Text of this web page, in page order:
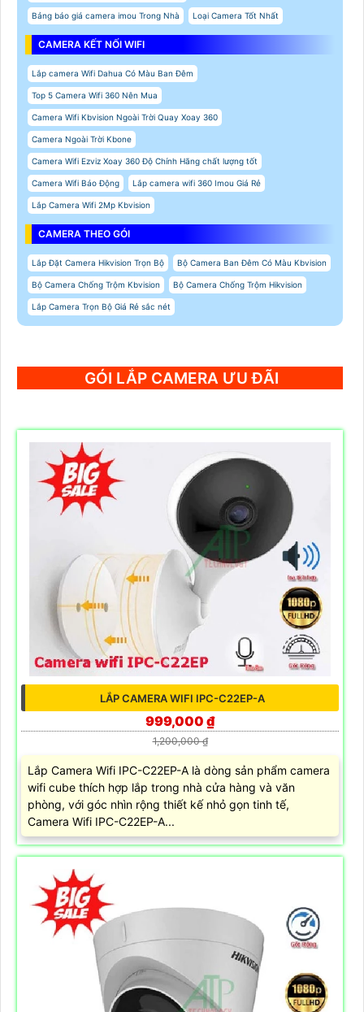
Bảng báo giá camera imou Trong Nhà Loại Camera Tốt Nhất
CAMERA KẾT NỐI WIFI
Lắp camera Wifi Dahua Có Màu Ban Đêm
Top 5 Camera Wifi 360 Nên Mua
Camera Wifi Kbvision Ngoài Trời Quay Xoay 360
Camera Ngoài Trời Kbone
Camera Wifi Ezviz Xoay 360 Độ Chính Hãng chất lượng tốt
Camera Wifi Báo Động Lắp camera wifi 360 Imou Giá Rẻ
Lắp Camera Wifi 2Mp Kbvision
CAMERA THEO GÓI
Lắp Đặt Camera Hikvision Trọn Bộ Bộ Camera Ban Đêm Có Màu Kbvision
Bộ Camera Chống Trộm Kbvision Bộ Camera Chống Trộm Hikvision
Lắp Camera Trọn Bộ Giá Rẻ sắc nét
GÓI LẮP CAMERA ƯU ĐÃI
LẮP CAMERA WIFI IPC-C22EP-A
999,000 ₫
1,200,000 ₫
Lắp Camera Wifi IPC-C22EP-A là dòng sản phẩm camera
wifi cube thích hợp lắp trong nhà cửa hàng và văn
phòng, với góc nhìn rộng thiết kế nhỏ gọn tinh tế,
Camera Wifi IPC-C22EP-A...